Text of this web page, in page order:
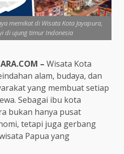
memikat di Wisata Kota Jayapura,
di ujung timur Indonesia
– Wisata Kota
alam, budaya, dan
yang membuat setiap
Sebagai ibu kota
bukan hanya pusat
tetapi juga gerbang
Papua yang